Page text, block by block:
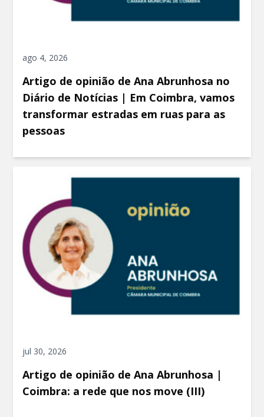
ago 4, 2026
Artigo de opinião de Ana Abrunhosa no
Diário de Notícias | Em Coimbra, vamos
transformar estradas em ruas para as
pessoas
jul 30, 2026
Artigo de opinião de Ana Abrunhosa |
Coimbra: a rede que nos move (III)